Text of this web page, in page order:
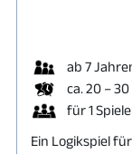
ab 7
ca. 20 – 30
für 1
Ein Logikspiel